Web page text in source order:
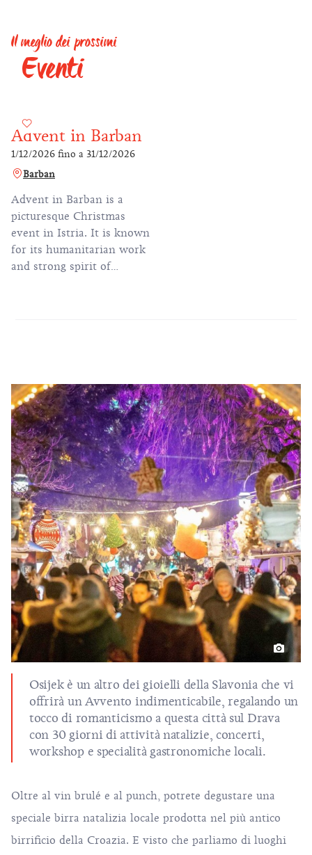
Il meglio dei prossimi
Eventi
Advent in Barban
1/12/2026 fino a 31/12/2026
Barban
Advent in Barban is a
picturesque Christmas
event in Istria. It is known
for its humanitarian work
and strong spirit of
Osijek è un altro dei gioielli della Slavonia che vi
offrirà unAvvento indimenticabile, regalando un
tocco di romanticismo a questa città sul Drava
con 30 giorni di attività natalizie, concerti,
workshop e specialità gastronomiche locali.
Oltre al vin brulé e al punch, potrete degustare una
speciale birra natalizia locale prodotta nel più antico
birrificio della Croazia. E visto che parliamo di luoghi